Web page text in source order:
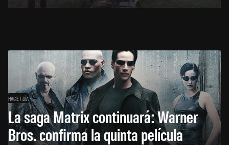
HACE 1 DÍA
La saga Matrix continuará: Warner
Bros. confirma la quinta película